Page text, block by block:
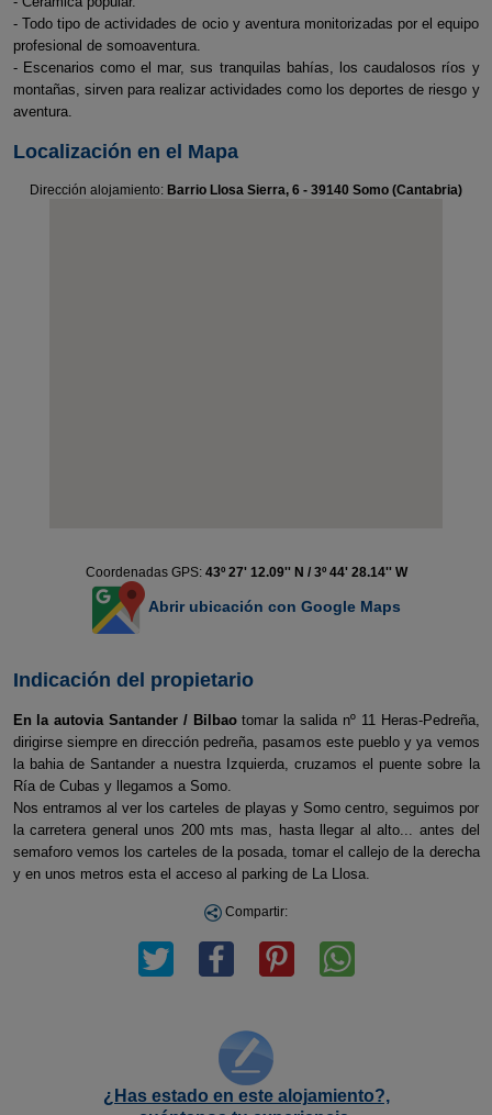
- Todo tipo de actividades de ocio y aventura monitorizadas por el equipo
profesional de somoaventura.
- Escenarios como el mar, sus tranquilas bahías, los caudalosos ríos y
montañas, sirven para realizar actividades como los deportes de riesgo y
aventura.
Localización en el Mapa
Dirección alojamiento: Barrio Llosa Sierra, 6 - 39140 Somo (Cantabria)
Coordenadas GPS: 43º 27' 12.09'' N / 3º 44' 28.14'' W
Abrir ubicación con Google Maps
Indicación del propietario
En la autovia Santander / Bilbaotomar la salida nº 11 Heras-Pedreña,
dirigirse siempre en dirección pedreña, pasamos este pueblo y ya vemos
la bahia de Santander a nuestra Izquierda, cruzamos el puente sobre la
Ría de Cubas y llegamos a Somo.
Nos entramos al ver los carteles de playas y Somo centro, seguimos por
la carretera general unos 200 mts mas, hasta llegar al alto... antes del
semaforo vemos los carteles de la posada, tomar el callejo de la derecha
y en unos metros esta el acceso al parking de La Llosa.
Compartir:
¿Has estado en este alojamiento?,